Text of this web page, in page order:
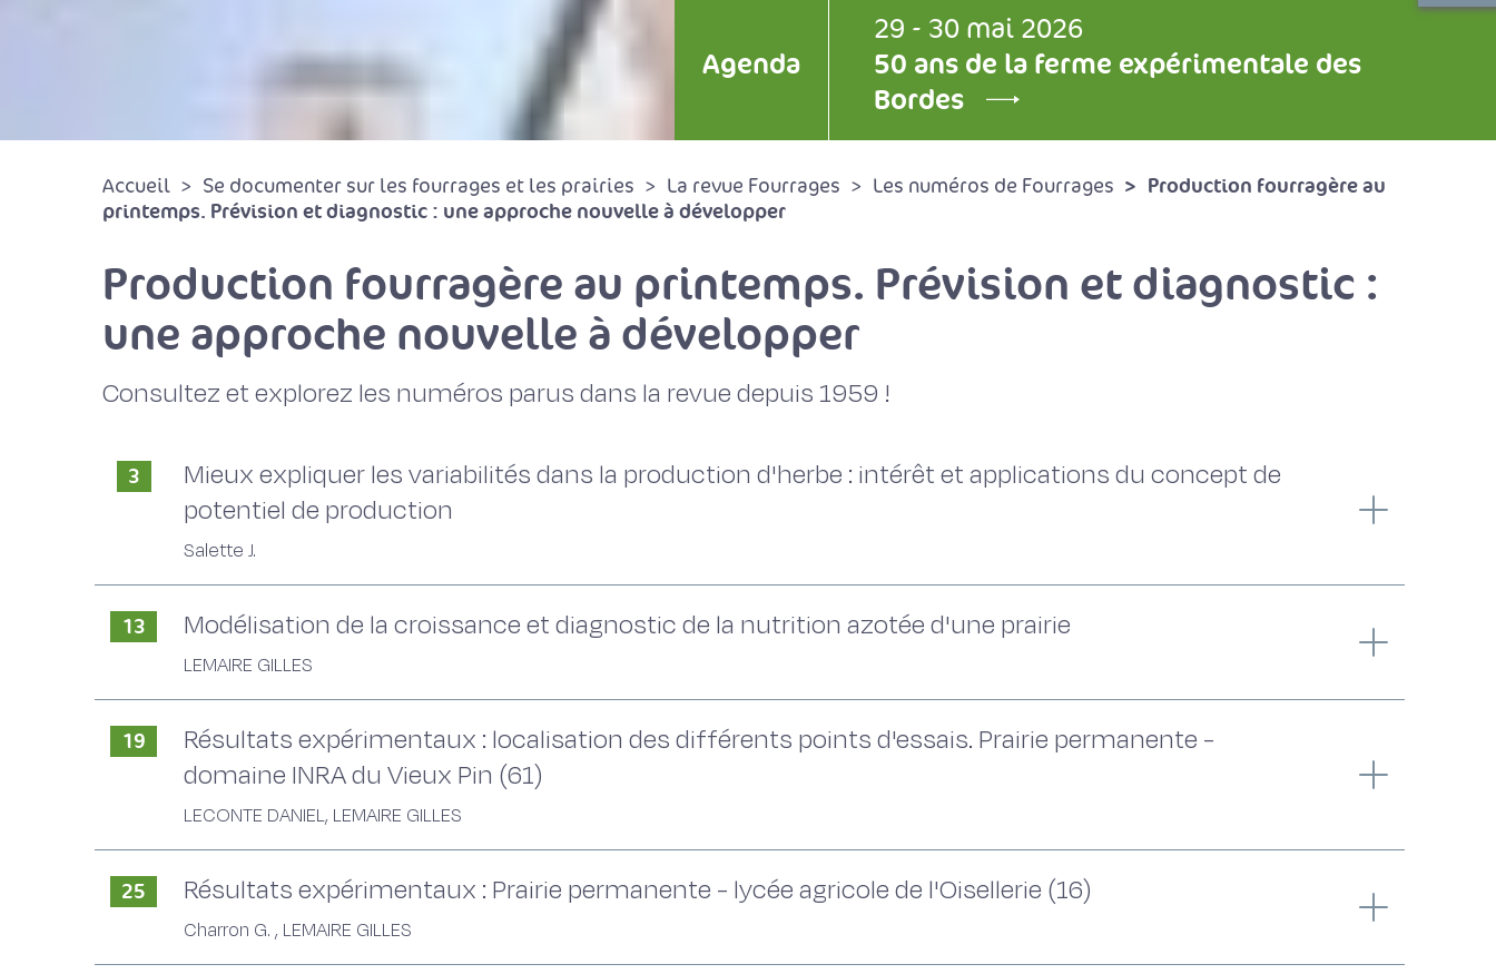
Agenda
29 - 30 mai 2026
50 ans de la ferme expérimentale des
Bordes
Accueil Se documenter sur les fourrages et les prairies La revue Fourrages Les numéros de Fourrages
Production fourragère au
printemps. Prévision et diagnostic : une approche nouvelle à développer
Production fourragère au printemps. Prévision et diagnostic :
une approche nouvelle à développer
Consultez et explorez les numéros parus dans la revue depuis 1959 !
3
Mieux expliquer les variabilités dans la production d'herbe : intérêt et applications du concept de
potentiel de production
Salette J.
13 Modélisation de la croissance et diagnostic de la nutrition azotée d'une prairie
LEMAIRE GILLES
19
Résultats expérimentaux : localisation des différents points d'essais. Prairie permanente -
domaine INRA du Vieux Pin (61)
LECONTE DANIEL, LEMAIRE GILLES
25 Résultats expérimentaux : Prairie permanente - lycée agricole de l'Oisellerie (16)
Charron G. , LEMAIRE GILLES